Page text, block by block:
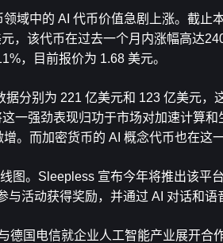
域中的 AI 代币价值急剧上涨。截止
，该代币在过去一个月内涨幅高达
，目前报价为 1.68 美元。
分别为 221 亿美元和 123 亿美元，
一强劲表现归功于市场对加速计算
。而加密货币的 AI 概念代币也在这
图。Sleepless 宣布今年将推出该
活动获得奖励，并通过 AI 对话和语
德国电信就企业人工智能产业展开合